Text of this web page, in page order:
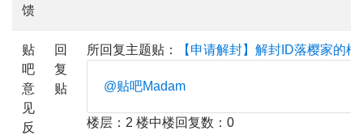
馈
贴
吧
意
见
反
回
复
贴
所回复主题贴： 【申请解封】解封ID落樱家的柯
@贴吧Madam
楼层：2 楼中楼回复数：0